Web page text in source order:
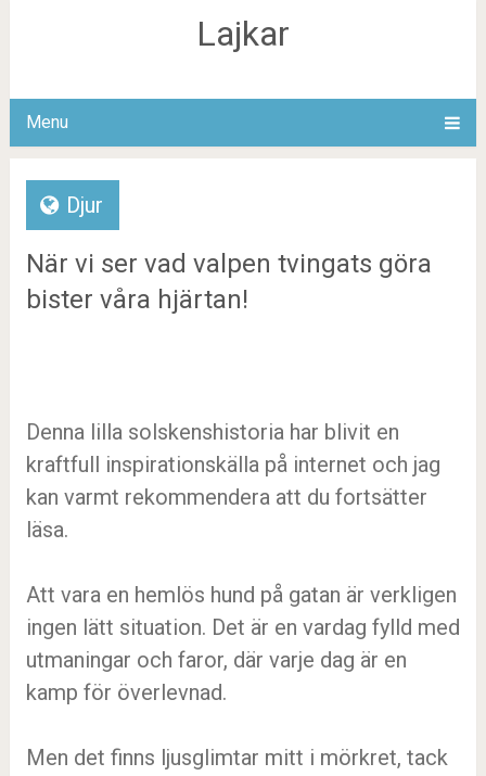
Lajkar
Menu
Djur
När vi ser vad valpen tvingats göra
bister våra hjärtan!
Denna lilla solskenshistoria har blivit en
kraftfull inspirationskälla på internet och jag
kan varmt rekommendera att du fortsätter
läsa.
Att vara en hemlös hund på gatan är verkligen
ingen lätt situation. Det är en vardag fylld med
utmaningar och faror, där varje dag är en
kamp för överlevnad.
Men det finns ljusglimtar mitt i mörkret, tack